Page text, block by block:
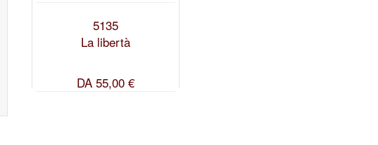
5135
La libertà
DA55,00 €